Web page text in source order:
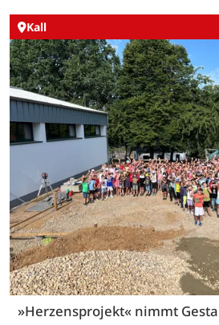
Kall
»Herzensprojekt« nimmt